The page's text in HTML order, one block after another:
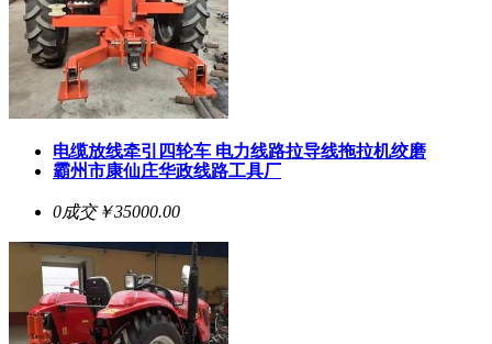
电缆放线牵引四轮车 电力线路拉导线拖拉机绞磨
霸州市康仙庄华政线路工具厂
0成交￥35000.00